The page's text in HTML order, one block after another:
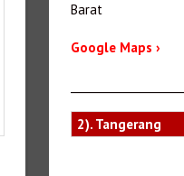
Barat
Google Maps ›
2). Tangerang